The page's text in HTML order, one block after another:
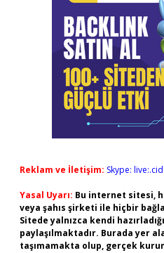
Reklam ve İletişim: Skype:
Yasal Uyarı: Bu internet sitesi,
veya şahıs şirketi ile hiçbir
Sitede yalnızca kendi
paylaşılmaktadır. Burada yer
taşımamakta olup, gerçek